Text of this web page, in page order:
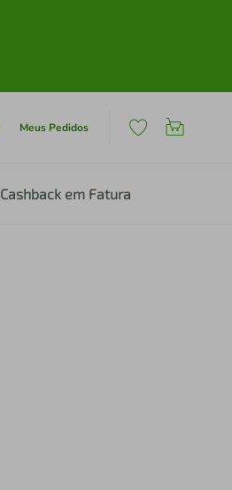
Meus Pedidos
Cashback em Fatura